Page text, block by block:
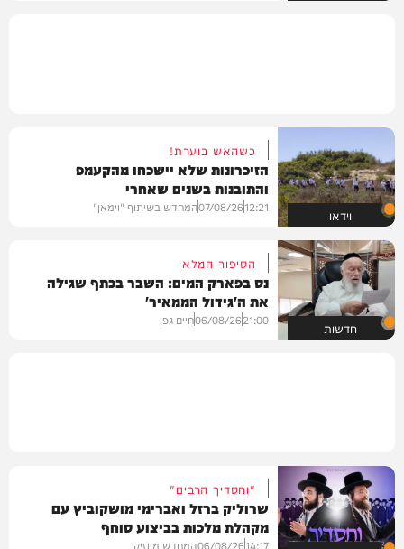
וידאו
כשהאש בוערת!
הזיכרונות שלא יישכחו מהקעמפ
והתובנות בשנים שאחרי
12:21
07/08/26המחדש בשיתוף "וימאן"
חדשות
הסיפור המלא
נס בפארק המים: השבר בכתף שגילה
את ה'גידול הממאיר'
21:00
06/08/26חיים גפן
"וחסדיך הרבים"
שרוליק ברזל ואברימי מושקוביץ עם
מקהלת מלכות בביצוע סוחף
14:17
06/08/26המחדש מיוזיק